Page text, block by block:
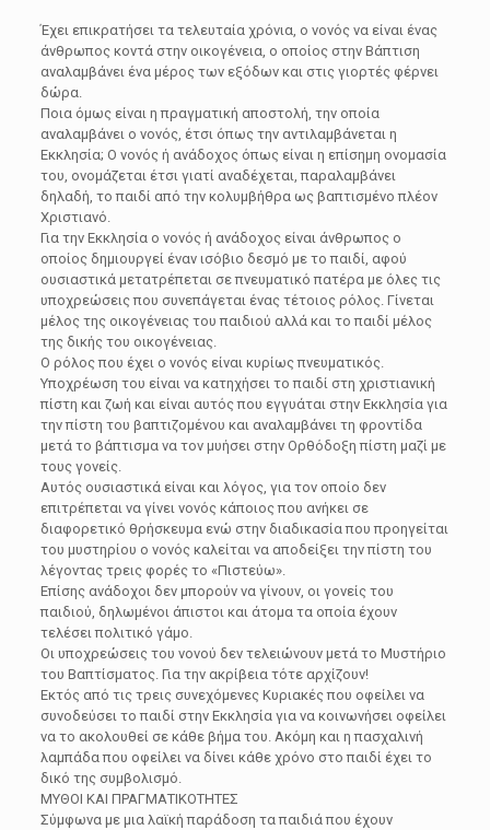
Έχει επικρατήσει τα τελευταία χρόνια, ο νονός να είναι ένας
άνθρωπος κοντά στην οικογένεια, ο οποίος στην Βάπτιση
αναλαμβάνει ένα μέρος των εξόδων και στις γιορτές φέρνει
δώρα.
Ποια όμως είναι η πραγματική αποστολή, την οποία
αναλαμβάνει ο νονός, έτσι όπως την αντιλαμβάνεται η
Εκκλησία; Ο νονός ή ανάδοχος όπως είναι η επίσημη ονομασία
του, ονομάζεται έτσι γιατί αναδέχεται, παραλαμβάνει
δηλαδή, το παιδί από την κολυμβήθρα ως βαπτισμένο πλέον
Χριστιανό.
Για την Εκκλησία ο νονός ή ανάδοχος είναι άνθρωπος ο
οποίος δημιουργεί έναν ισόβιο δεσμό με το παιδί, αφού
ουσιαστικά μετατρέπεται σε πνευματικό πατέρα με όλες τις
υποχρεώσεις που συνεπάγεται ένας τέτοιος ρόλος. Γίνεται
μέλος της οικογένειας του παιδιού αλλά και το παιδί μέλος
της δικής του οικογένειας.
Ο ρόλος που έχει ο νονός είναι κυρίως πνευματικός.
Υποχρέωση του είναι να κατηχήσει το παιδί στη χριστιανική
πίστη και ζωή και είναι αυτός που εγγυάται στην Εκκλησία για
την πίστη του βαπτιζομένου και αναλαμβάνει τη φροντίδα
μετά το βάπτισμα να τον μυήσει στην Ορθόδοξη πίστη μαζί με
τους γονείς.
Αυτός ουσιαστικά είναι και λόγος, για τον οποίο δεν
επιτρέπεται να γίνει νονός κάποιος που ανήκει σε
διαφορετικό θρήσκευμα ενώ στην διαδικασία που προηγείται
του μυστηρίου ο νονός καλείται να αποδείξει την πίστη του
λέγοντας τρεις φορές το «Πιστεύω».
Επίσης ανάδοχοι δεν μπορούν να γίνουν, οι γονείς του
παιδιού, δηλωμένοι άπιστοι και άτομα τα οποία έχουν
τελέσει πολιτικό γάμο.
Οι υποχρεώσεις του νονού δεν τελειώνουν μετά το Μυστήριο
του Βαπτίσματος. Για την ακρίβεια τότε αρχίζουν!
Εκτός από τις τρεις συνεχόμενες Κυριακές που οφείλει να
συνοδεύσει το παιδί στην Εκκλησία για να κοινωνήσει οφείλει
να το ακολουθεί σε κάθε βήμα του. Ακόμη και η πασχαλινή
λαμπάδα που οφείλει να δίνει κάθε χρόνο στο παιδί έχει το
δικό της συμβολισμό.
ΜΥΘΟΙ ΚΑΙ ΠΡΑΓΜΑΤΙΚΟΤΗΤΕΣ
Σύμφωνα με μια λαϊκή παράδοση τα παιδιά που έχουν